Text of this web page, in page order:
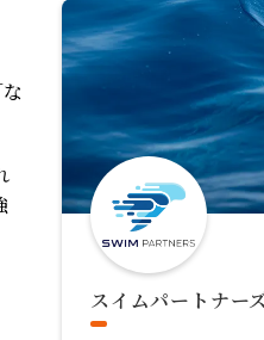
スイムパートナー